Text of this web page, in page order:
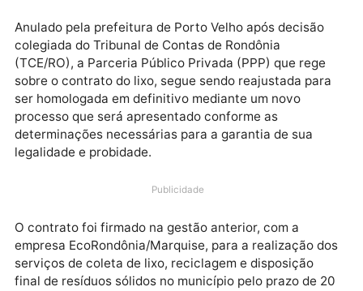
Anulado pela prefeitura de Porto Velho após decisão
colegiada do Tribunal de Contas de Rondônia
(TCE/RO), a Parceria Público Privada (PPP) que rege
sobre o contrato do lixo, segue sendo reajustada
processo que será apresentado conforme as
legalidade e probidade.
Publicidade